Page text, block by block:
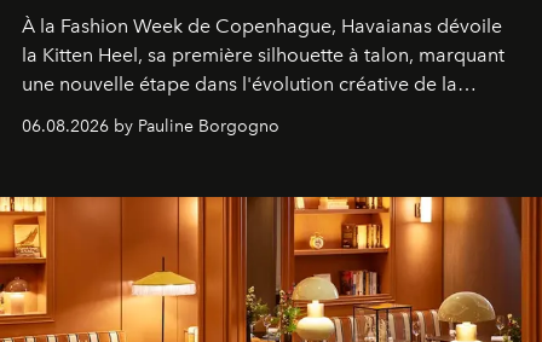
À la Fashion Week de Copenhague, Havaianas dévoile
la Kitten Heel, sa première silhouette à talon, marquant
une nouvelle étape dans l'évolution créative de la
06.08.2026 by Pauline Borgogno